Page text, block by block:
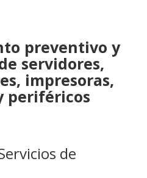
preventivo y
servidores,
impresoras,
periféricos
de